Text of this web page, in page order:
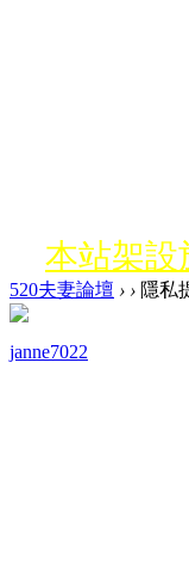
本站架設
網路詐騙
嚴禁假聯
520夫妻論壇 › › 隱私
janne7022